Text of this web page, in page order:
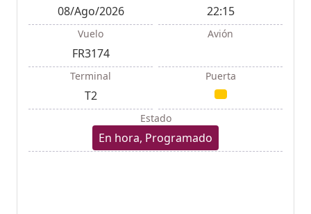
08/Ago/2026 22:15
Vuelo
FR3174
Avión
Terminal
T2
Puerta
Estado
En hora, Programado